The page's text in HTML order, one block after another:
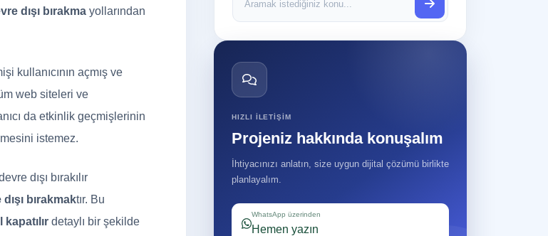
Profesyonel fotoğraf ve video içerik üretimi
dışı bırakma yollarından
kullanıcının açmış ve
web siteleri ve
da etkinlik geçmişlerinin
istemez.
bırakmaktır. Bu
detaylı bir şekilde
içerisinde
HIZLI ILETIŞIM
Projeniz hakkında konuşalım
İhtiyacınızı anlatın, size uygun dijital çözümü birlikte
planlayalım.
WhatsApp üzerinden
Hemen yazın